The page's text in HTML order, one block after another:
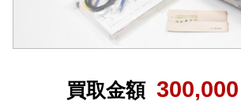
買取金額 300,000